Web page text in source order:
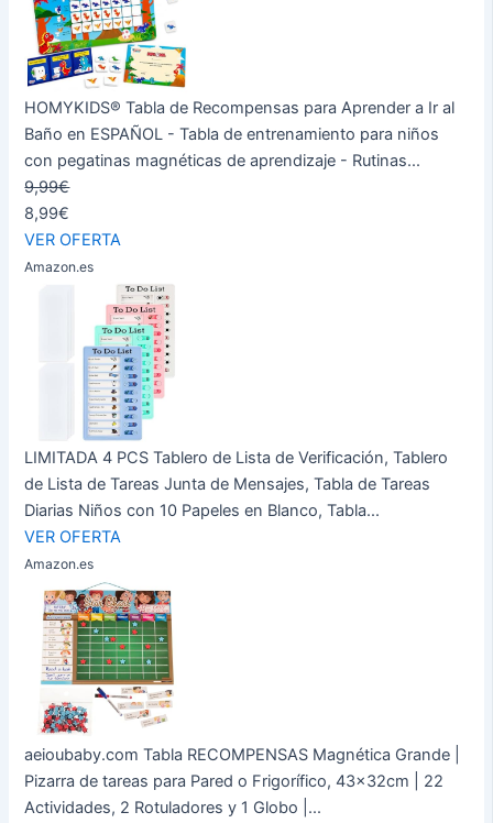
HOMYKIDS® Tabla de Recompensas para Aprender a Ir al
Baño en ESPAÑOL - Tabla de entrenamiento para niños
con pegatinas magnéticas de aprendizaje - Rutinas...
9,99€
8,99€
VER OFERTA
Amazon.es
LIMITADA 4 PCS Tablero de Lista de Verificación, Tablero
de Lista de Tareas Junta de Mensajes, Tabla de Tareas
Diarias Niños con 10 Papeles en Blanco, Tabla...
VER OFERTA
Amazon.es
aeioubaby.com Tabla RECOMPENSAS Magnética Grande |
Pizarra de tareas para Pared o Frigorífico, 43x32cm | 22
Actividades, 2 Rotuladores y 1 Globo |...